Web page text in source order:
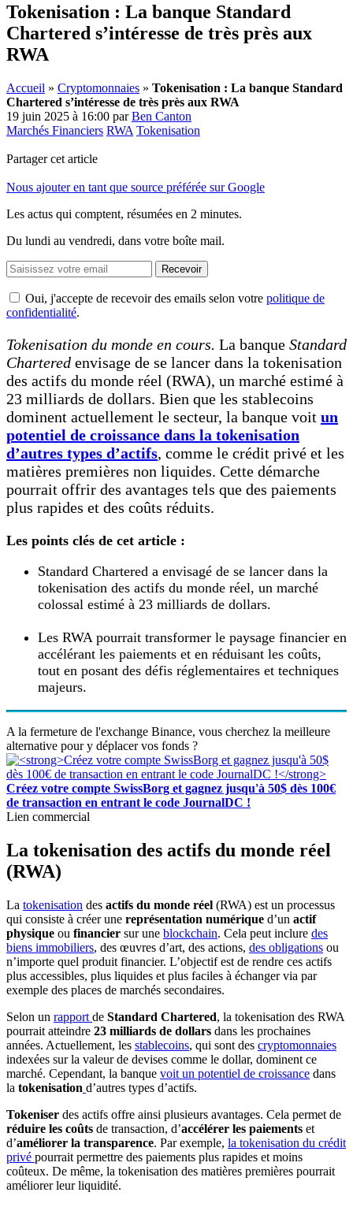
Tokenisation : La banque Standard
Chartered s’intéresse de très près aux
RWA
Accueil » Cryptomonnaies » Tokenisation : La banque Standard
Chartered s’intéresse de très près aux RWA
19 juin 2025 à 16:00 parBen Canton
Marchés Financiers RWA Tokenisation
Partager cet article
Nous ajouter en tant que source préférée sur Google
Les actus qui comptent, résumées en 2 minutes.
Du lundi au vendredi, dans votre boîte mail.
Recevoir
Oui, j'accepte de recevoir des emails selon votre politique de
confidentialité.
Tokenisation du monde en cours. La banque Standard
Chartered envisage de se lancer dans la tokenisation
des actifs du monde réel (RWA), un marché estimé à
23 milliards de dollars. Bien que les stablecoins
dominent actuellement le secteur, la banque voit un
potentiel de croissance dans la tokenisation
d’autres types d’actifs, comme le crédit privé et les
matières premières non liquides. Cette démarche
pourrait offrir des avantages tels que des paiements
plus rapides et des coûts réduits.
Les points clés de cet article :
Standard Chartered a envisagé de se lancer dans la
tokenisation des actifs du monde réel, un marché
colossal estimé à 23 milliards de dollars.
Les RWA pourrait transformer le paysage financier en
accélérant les paiements et en réduisant les coûts,
tout en posant des défis réglementaires et techniques
majeurs.
A la fermeture de l'exchange Binance, vous cherchez la meilleure
alternative pour y déplacer vos fonds ?
Créez votre compte SwissBorg et gagnez jusqu'à 50$ dès 100€
de transaction en entrant le code JournalDC !
Lien commercial
La tokenisation des actifs du monde réel
(RWA)
La tokenisation des actifs du monde réel (RWA) est un processus
qui consiste à créer une représentation numérique d’un actif
physique ou financier sur une blockchain. Cela peut inclure des
biens immobiliers, des œuvres d’art, des actions, des obligations ou
n’importe quel produit financier. L’objectif est de rendre ces actifs
plus accessibles, plus liquides et plus faciles à échanger via par
exemple des places de marchés secondaires.
Selon un rapport de Standard Chartered, la tokenisation des RWA
pourrait atteindre 23 milliards de dollars dans les prochaines
années. Actuellement, les stablecoins, qui sont des cryptomonnaies
indexées sur la valeur de devises comme le dollar, dominent ce
marché. Cependant, la banque voit un potentiel de croissance dans
la tokenisation d’autres types d’actifs.
Tokeniser des actifs offre ainsi plusieurs avantages. Cela permet de
réduire les coûts de transaction, d’accélérer les paiements et
d’améliorer la transparence. Par exemple, la tokenisation du crédit
privé pourrait permettre des paiements plus rapides et moins
coûteux. De même, la tokenisation des matières premières pourrait
améliorer leur liquidité.